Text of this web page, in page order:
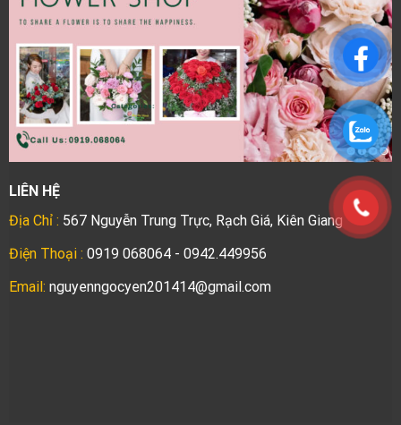
LIÊN HỆ
Địa Chỉ : 567 Nguyễn Trung Trực, Rạch Giá, Kiên Giang
Điện Thoại : 0919 068064 - 0942.449956
Email: nguyenngocyen201414@gmail.com